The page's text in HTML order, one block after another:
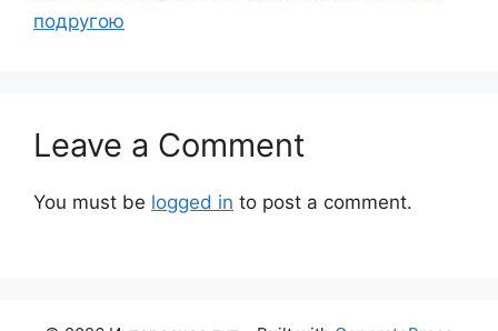
подругою
Leave a Comment
You must be logged in to post a comment.